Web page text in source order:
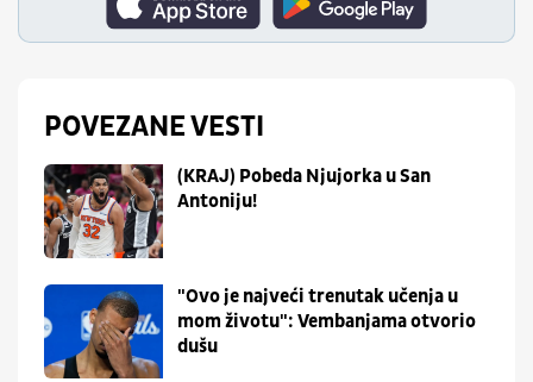
POVEZANE VESTI
(KRAJ) Pobeda Njujorka u San
Antoniju!
"Ovo je najveći trenutak učenja u
mom životu": Vembanjama otvorio
dušu